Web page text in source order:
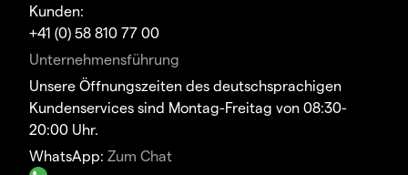
Kunden:
+41 (0) 58 810 77 00
Unternehmensführung
Unsere Öffnungszeiten des deutschsprachigen
Kundenservices sind Montag-Freitag von 08:30-
20:00 Uhr.
WhatsApp: Zum Chat